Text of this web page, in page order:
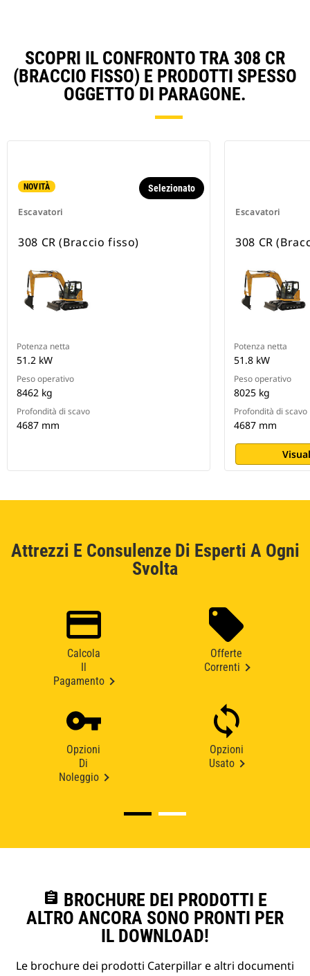
SCOPRI IL CONFRONTO TRA 308 CR
(BRACCIO FISSO) E PRODOTTI SPESSO
OGGETTO DI PARAGONE.
NOVITÀ
Escavatori
Selezionato
308 CR (Braccio fisso)
Potenza netta
51.2 kW
Peso operativo
8462 kg
Profondità di scavo
4687 mm
Escavatori
308 CR
Potenza netta
51.8 kW
Peso operativo
8025 kg
Profondità di scavo
4687 mm
Attrezzi E Consulenze Di Esperti A Ogni
Svolta
Calcola
Pagamento
Offerte
Correnti
Opzioni
Di
Noleggio
Opzioni
Usato
assignment BROCHURE DEI PRODOTTI E
ALTRO ANCORA SONO PRONTI PER
IL DOWNLOAD!
Le brochure dei prodotti Caterpillar e altri documenti